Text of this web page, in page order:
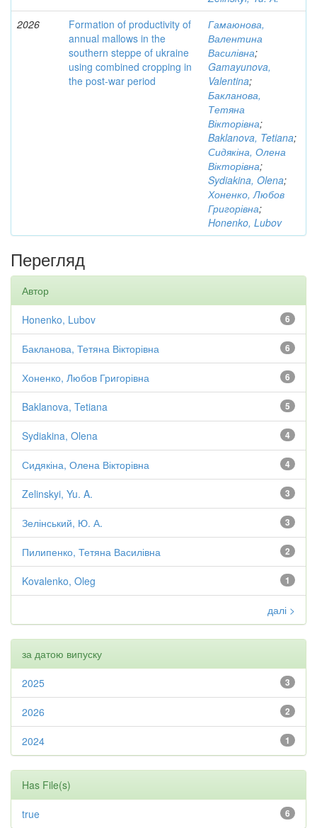
2026
Formation of productivity of
annual mallows in the
southern steppe of ukraine
using combined cropping in
the post-war period
Гамаюнова,
Валентина
Василівна;
Gamayunova,
Valentina;
Бакланова,
Тетяна
Вікторівна;
Baklanova, Tetiana;
Сидякіна, Олена
Вікторівна;
Sydiakina, Olena;
Хоненко, Любов
Григорівна;
Honenko, Lubov
Перегляд
Автор
6
Honenko, Lubov
6
Бакланова, Тетяна Вікторівна
6
Хоненко, Любов Григорівна
5
Baklanova, Tetiana
4
Sydiakina, Olena
4
Сидякіна, Олена Вікторівна
3
Zelinskyi, Yu. A.
3
Зелінський, Ю. А.
2
Пилипенко, Тетяна Василівна
1
Kovalenko, Oleg
далі >
за датою випуску
3
2025
2
2026
1
2024
Has File(s)
6
true